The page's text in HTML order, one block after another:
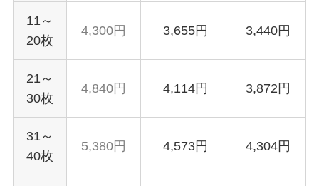
11～
20枚
4,300円 3,655円 3,440円
21～
30枚
4,840円 4,114円 3,872円
31～
40枚
5,380円 4,573円 4,304円